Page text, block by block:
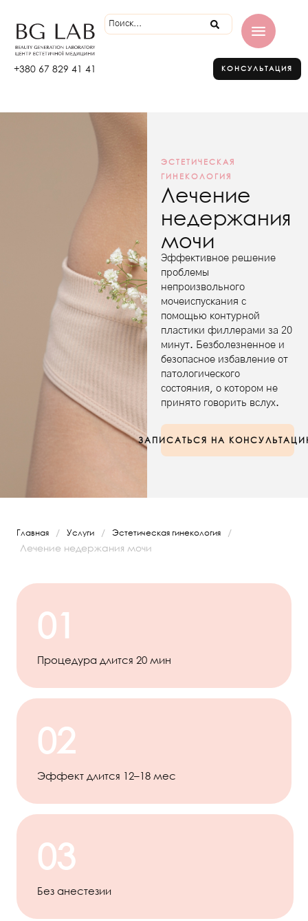
+380 67 829 41 41 КОНСУЛЬТАЦИЯ
ЭСТЕТИЧЕСКАЯ
ГИНЕКОЛОГИЯ
Лечение
недержания
мочи
Эффективное решение
проблемы
непроизвольного
мочеиспускания с
помощью контурной
пластики филлерами за 20
минут. Безболезненное и
безопасное избавление от
патологического
состояния, о котором не
принято говорить вслух.
ЗАПИСАТЬСЯ НА
Главная / Услуги / Эстетическая гинекология
/
Лечение недержания мочи
01
Процедура длится 20 мин
02
Эффект длится 12–18 мес
03
Без анестезии